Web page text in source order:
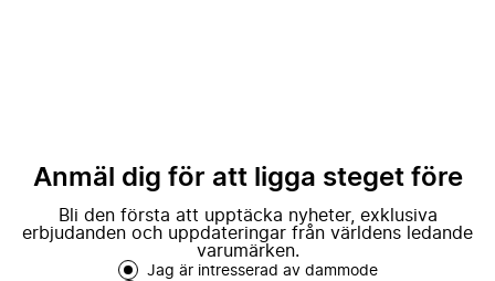
Anmäl dig för att ligga steget före
Bli den första att upptäcka nyheter, exklusiva
erbjudanden och uppdateringar från världens ledande
varumärken.
Jag är intresserad av dammode